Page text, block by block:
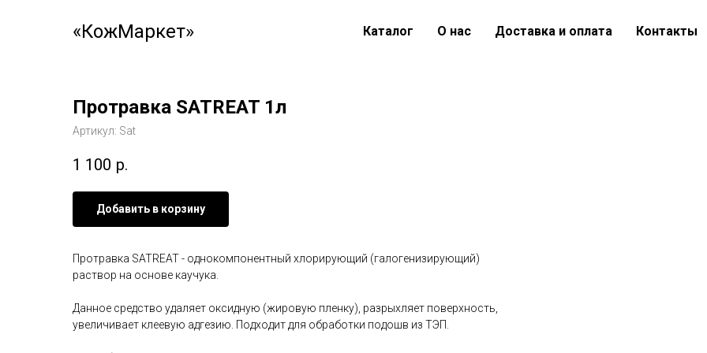
«КожМаркет» Каталог О нас Доставка и оплата Контакты
Протравка SATREAT 1л
Артикул: Sat
1 100 р.
Добавить в корзину
Протравка SATREAT - однокомпонентный хлорирующий (галогенизирующий)
раствор на основе каучука.
Данное средство удаляет оксидную (жировую пленку), разрыхляет поверхность,
увеличивает клеевую адгезию. Подходит для обработки подошв из ТЭП.